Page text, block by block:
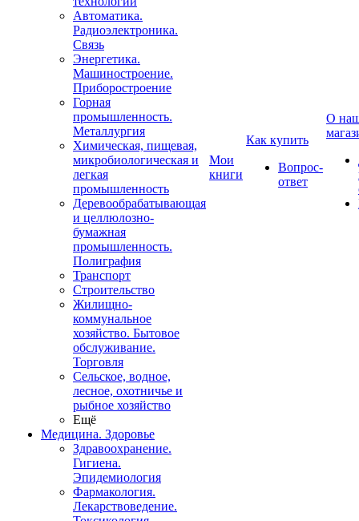
Автоматика.
Радиоэлектроника.
Связь
Энергетика.
Машиностроение.
Приборостроение
Горная
промышленность.
Металлургия
Химическая, пищевая,
микробиологическая и
легкая
промышленность
Деревообрабатывающая
и целлюлозно-
бумажная
промышленность.
Полиграфия
Транспорт
Строительство
Жилищно-
коммунальное
хозяйство. Бытовое
обслуживание.
Торговля
Сельское, водное,
лесное, охотничье и
рыбное хозяйство
Ещё
Медицина. Здоровье
Здравоохранение.
Гигиена.
Эпидемиология
Фармакология.
Лекарствоведение.
Мои
книги
Как купить
Вопрос-
ответ
О